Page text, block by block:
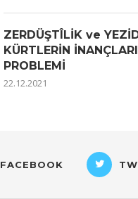
ZERDÜŞTÎLİK ve
KÜRTLERİN
PROBLEMİ
22.12.2021
FACEBOOK